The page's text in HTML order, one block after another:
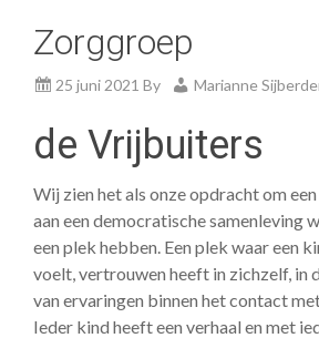
Zorggroep
25 juni 2021 By Marianne
de Vrijbuiters
Wij zien het als onze opdracht om
aan een democratische samenleving
een plek hebben. Een plek waar een
voelt, vertrouwen heeft in zichzelf, in
van ervaringen binnen het contact
Ieder kind heeft een verhaal en met